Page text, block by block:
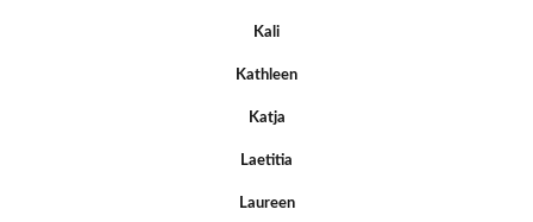
Kali
Kathleen
Katja
Laetitia
Laureen